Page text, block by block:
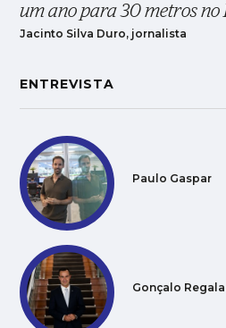
um ano para 30 metros no
Jacinto Silva Duro, jornalista
ENTREVISTA
Paulo Gaspar
Gonçalo